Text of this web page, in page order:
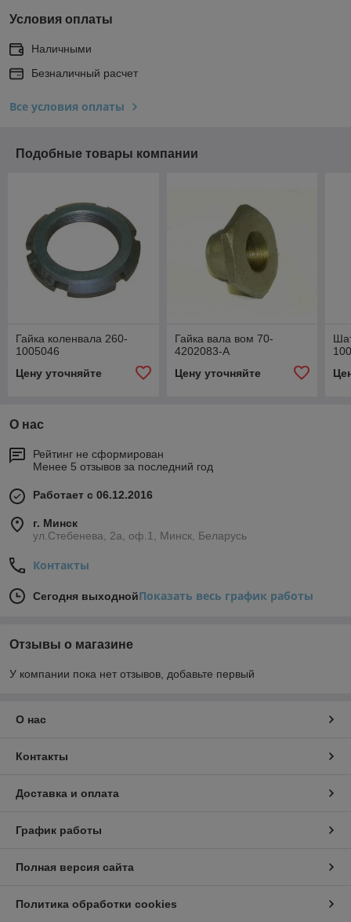
Условия оплаты
Наличными
Безналичный расчет
Все условия оплаты
Подобные товары компании
Гайка коленвала 260-
1005046
Цену уточняйте
Гайка вала вом 70-
4202083-А
Цену уточняйте
О нас
Рейтинг не сформирован
Менее 5 отзывов за последний год
Работает с 06.12.2016
г. Минск
ул.Стебенева, 2а, оф.1, Минск, Беларусь
Контакты
Сегодня выходнойПоказать весь график работы
Отзывы о магазине
У компании пока нет отзывов, добавьте первый
О нас
Контакты
Доставка и оплата
График работы
Полная версия сайта
Политика обработки cookies